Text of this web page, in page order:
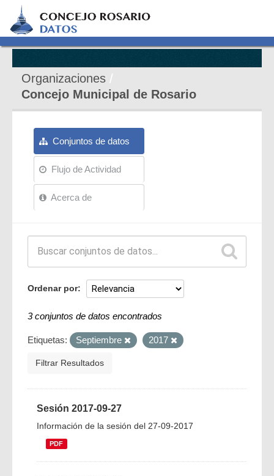
Organizaciones
Concejo Municipal de Rosario
Conjuntos de datos
Flujo de Actividad
Acerca de
Ordenar por
3 conjuntos de datos encontrados
Etiquetas: Septiembre 2017
Filtrar Resultados
Sesión 2017-09-27
Información de la sesión del 27-09-2017
PDF